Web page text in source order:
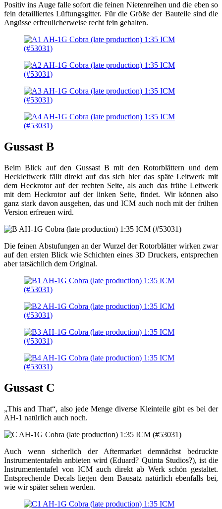
Positiv ins Auge falle sofort die feinen Nietenreihen und die eben so
fein detailliertes Lüftungsgitter. Für die Größe der Bauteile sind die
Angüsse erfreulicherweise recht fein gehalten.
Gussast B
Beim Blick auf den Gussast B mit den Rotorblättern und dem
Heckleitwerk fällt direkt auf das sich hier das späte Leitwerk mit
dem Heckrotor auf der rechten Seite, als auch das frühe Leitwerk
mit dem Heckrotor auf der linken Seite, findet. Wir können also
ganz stark davon ausgehen, das und ICM auch noch mit der frühen
Version erfreuen wird.
Die feinen Abstufungen an der Wurzel der Rotorblätter wirken zwar
auf den ersten Blick wie Schichten eines 3D Druckers, entsprechen
aber tatsächlich dem Original.
Gussast C
„This and That“, also jede Menge diverse Kleinteile gibt es bei der
AH-1 natürlich auch noch.
Auch wenn sicherlich der Aftermarket demnächst bedruckte
Instrumententafeln anbieten wird (Eduard? Quinta Studios?), ist die
Instrumententafel von ICM auch direkt ab Werk schön gestaltet.
Entsprechende Decals liegen dem Bausatz natürlich ebenfalls bei,
wie wir später sehen werden.